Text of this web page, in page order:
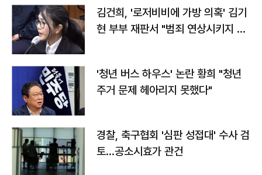
김건희, '로저비비에 가방 의혹' 김기
현 부부 재판서 "범죄 연상시키지 말
'청년 버스 하우스' 논란 황희 "청년
주거 문제 헤아리지 못했다"
경찰, 축구협회 '심판 성접대' 수사 검
토…공소시효가 관건